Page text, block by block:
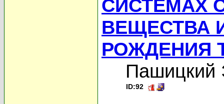
СИСТЕМАХ
ВЕЩЕСТВА
РОЖДЕНИЯ
Пашицкий
ID:92